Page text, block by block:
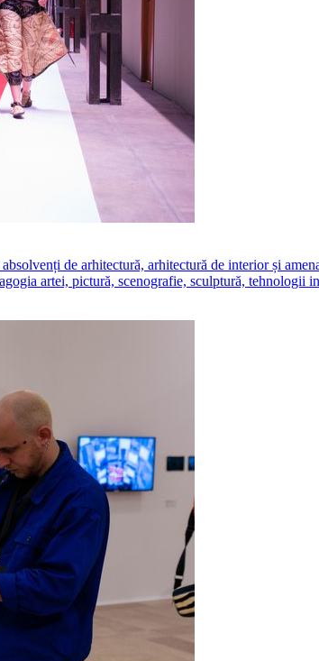
de arhitectură, arhitectură de interior și
artei, pictură, scenografie, sculptură, tehnologii